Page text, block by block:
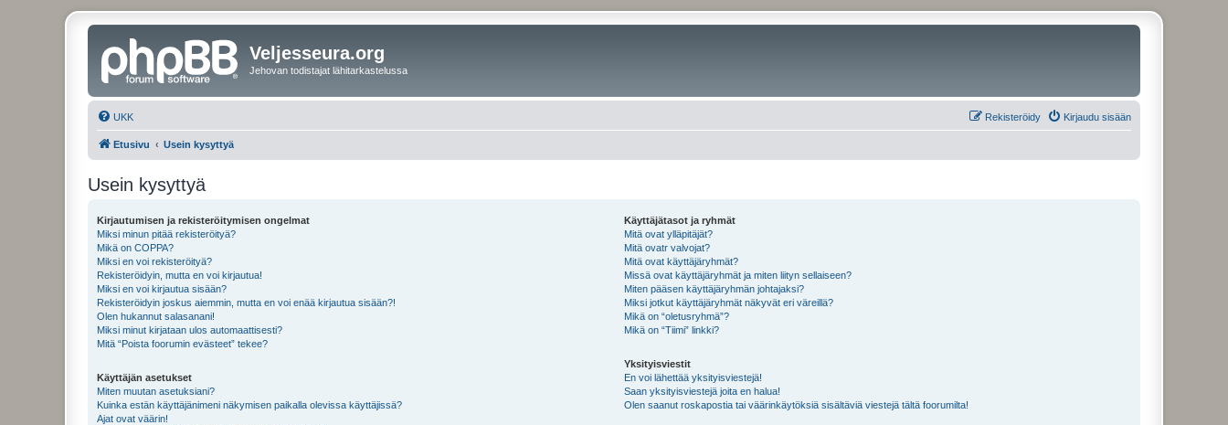
Veljesseura.org
Jehovan todistajat lähitarkastelussa
UKK Kirjaudu sisään
Rekisteröidy
Etusivu Usein kysyttyä
Usein kysyttyä
Kirjautumisen ja rekisteröitymisen ongelmat
Miksi minun pitää rekisteröityä?
Mikä on COPPA?
Miksi en voi rekisteröityä?
Rekisteröidyin, mutta en voi kirjautua!
Miksi en voi kirjautua sisään?
Rekisteröidyin joskus aiemmin, mutta en voi enää kirjautua sisään?!
Olen hukannut salasanani!
Miksi minut kirjataan ulos automaattisesti?
Mitä “Poista foorumin evästeet” tekee?
Käyttäjän asetukset
Miten muutan asetuksiani?
Kuinka estän käyttäjänimeni näkymisen paikalla olevissa käyttäjissä?
Ajat ovat väärin!
Käyttäjätasot ja ryhmät
Mitä ovat ylläpitäjät?
Mitä ovatr valvojat?
Mitä ovat käyttäjäryhmät?
Missä ovat käyttäjäryhmät ja miten liityn sellaiseen?
Miten pääsen käyttäjäryhmän johtajaksi?
Miksi jotkut käyttäjäryhmät näkyvät eri väreillä?
Mikä on “oletusryhmä”?
Mikä on “Tiimi” linkki?
Yksityisviestit
En voi lähettää yksityisviestejä!
Saan yksityisviestejä joita en halua!
Olen saanut roskapostia tai väärinkäytöksiä sisältäviä viestejä tältä foorumilta!